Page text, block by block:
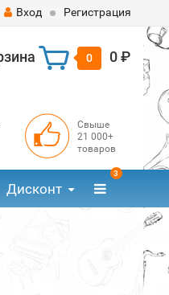
Вход Регистрация
0 0 ₽
Свыше
21 000+
товаров
Дисконт
3